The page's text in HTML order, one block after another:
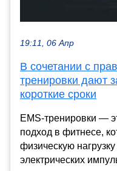
19:11, 06 Апр
В сочетании с
тренировки дают
короткие сроки
EMS-тренировки —
подход в фитнесе,
физическую
электрических